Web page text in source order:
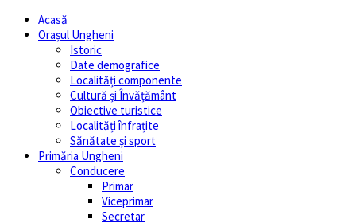
Acasă
Orașul Ungheni
Istoric
Date demografice
Localități componente
Cultură și Învăţământ
Obiective turistice
Localități înfrațite
Sănătate și sport
Primăria Ungheni
Conducere
Primar
Viceprimar
Secretar